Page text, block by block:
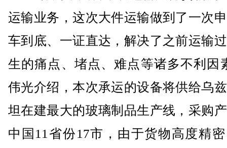
运输业务，这次大件运输做到了一次
车到底、一证直达，解决了之前运输
生的痛点、堵点、难点等诸多不利因
伟光介绍，本次承运的设备将供给乌
坦在建最大的玻璃制品生产线，采购
中国11省份17市，由于货物高度精